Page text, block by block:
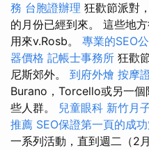
務 台胞證辦理 狂歡節派對
的月份已經到來。 這些地
用來v.Rosb。 專業的SEO
器價格 記帳士事務所 狂歡
尼斯郊外。 到府外燴 按摩
Burano，Torcello或另一個
些人群。 兒童眼科 新竹月
推薦 SEO保證第一頁的成
一系列活動，直到週二（2